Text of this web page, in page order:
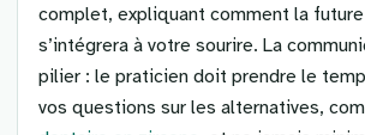
complet, expliquant comment la
s’intégrera à votre sourire. La
pilier : le praticien doit prendre le
vos questions sur les alternatives,